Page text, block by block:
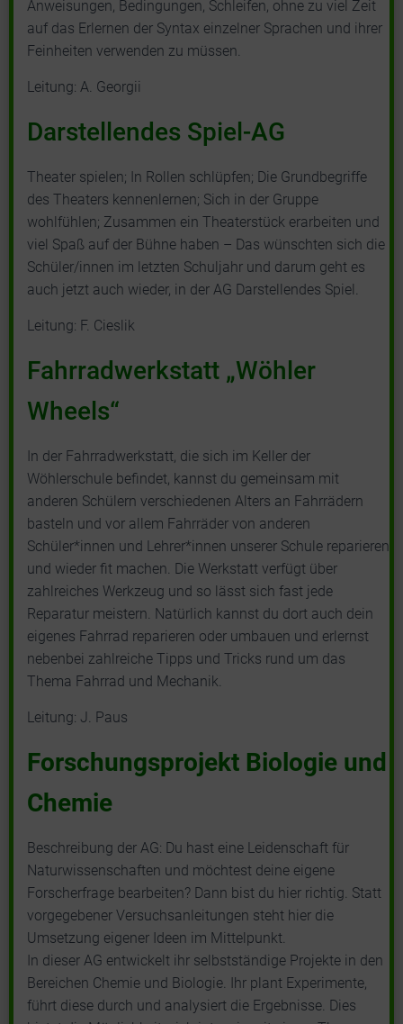
Anweisungen, Bedingungen, Schleifen, ohne zu viel Zeit
auf das Erlernen der Syntax einzelner Sprachen und ihrer
Feinheiten verwenden zu müssen.
Leitung: A. Georgii
Darstellendes Spiel-AG
Theater spielen; In Rollen schlüpfen; Die Grundbegriffe
des Theaters kennenlernen; Sich in der Gruppe
wohlfühlen; Zusammen ein Theaterstück erarbeiten und
viel Spaß auf der Bühne haben – Das wünschten sich die
Schüler/innen im letzten Schuljahr und darum geht es
auch jetzt auch wieder, in der AG Darstellendes Spiel.
Leitung: F. Cieslik
Fahrradwerkstatt „Wöhler
Wheels“
In der Fahrradwerkstatt, die sich im Keller der
Wöhlerschule befindet, kannst du gemeinsam mit
anderen Schülern verschiedenen Alters an Fahrrädern
basteln und vor allem Fahrräder von anderen
Schüler*innen und Lehrer*innen unserer Schule reparieren
und wieder fit machen. Die Werkstatt verfügt über
zahlreiches Werkzeug und so lässt sich fast jede
Reparatur meistern. Natürlich kannst du dort auch dein
eigenes Fahrrad reparieren oder umbauen und erlernst
nebenbei zahlreiche Tipps und Tricks rund um das
Thema Fahrrad und Mechanik.
Leitung: J. Paus
Forschungsprojekt Biologie und
Chemie
Beschreibung der AG: Du hast eine Leidenschaft für
Naturwissenschaften und möchtest deine eigene
Forscherfrage bearbeiten? Dann bist du hier richtig. Statt
vorgegebener Versuchsanleitungen steht hier die
Umsetzung eigener Ideen im Mittelpunkt.
In dieser AG entwickelt ihr selbstständige Projekte in den
Bereichen Chemie und Biologie. Ihr plant Experimente,
führt diese durch und analysiert die Ergebnisse. Dies